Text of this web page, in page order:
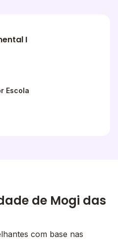
I
Escola
de Mogi das
com base nas